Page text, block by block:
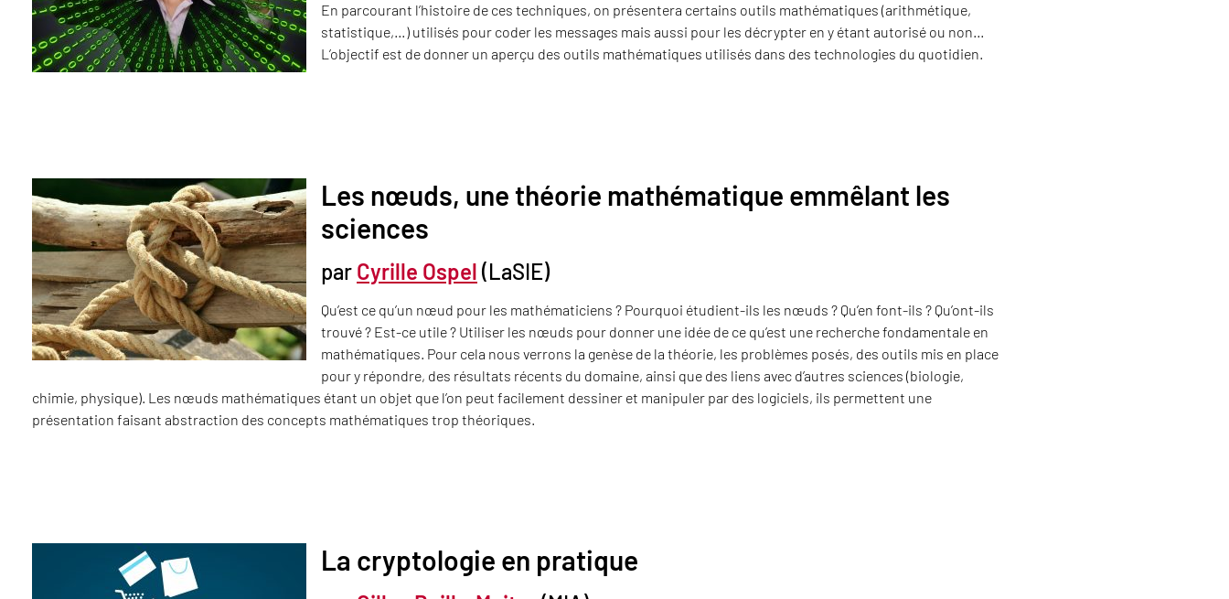
En parcourant l’histoire de ces techniques, on présentera certains outils mathématiques (arithmétique,
statistique,…) utilisés pour coder les messages mais aussi pour les décrypter en y étant autorisé ou non…
L’objectif est de donner un aperçu des outils mathématiques utilisés dans des technologies du quotidien.
Les nœuds, une théorie mathématique emmêlant les
sciences
par Cyrille Ospel (LaSIE)
Qu’est ce qu’un nœud pour les mathématiciens ? Pourquoi étudient-ils les nœuds ? Qu’en font-ils ? Qu’ont-ils
trouvé ? Est-ce utile ? Utiliser les nœuds pour donner une idée de ce qu’est une recherche fondamentale en
mathématiques. Pour cela nous verrons la genèse de la théorie, les problèmes posés, des outils mis en place
pour y répondre, des résultats récents du domaine, ainsi que des liens avec d’autres sciences (biologie,
chimie, physique). Les nœuds mathématiques étant un objet que l’on peut facilement dessiner et manipuler par des logiciels, ils permettent une
présentation faisant abstraction des concepts mathématiques trop théoriques.
La cryptologie en pratique